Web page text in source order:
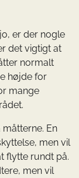
er der nogle
det vigtigt at
normalt
højde for
mange
En
men vil
flytte rundt på.
men vil